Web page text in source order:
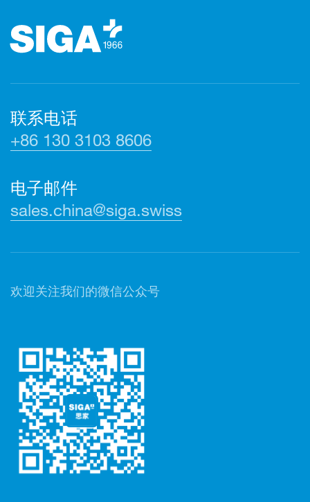
联系电话
+86 130 3103 8606
电子邮件
sales.china@siga.swiss
欢迎关注我们的微信公众号